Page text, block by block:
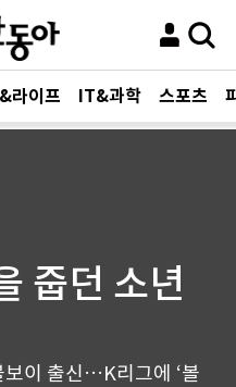
라이프 IT&과학 스포츠
줍던 소년
이 출신…K리그에 ‘볼